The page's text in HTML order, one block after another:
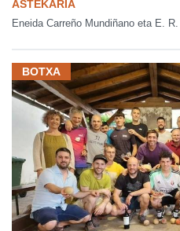
ASTEKARIA
Eneida Carreño Mundiñano eta E. R.
BOTXA